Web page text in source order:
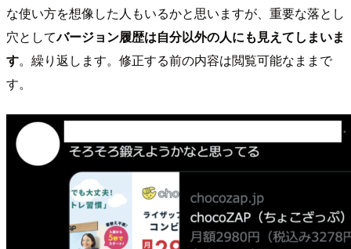
な使い方を想像した人もいるかと思いますが、重要な落とし
穴としてバージョン履歴は自分以外の人にも見えてしまいま
す。繰り返します。修正する前の内容は閲覧可能なままで
す。